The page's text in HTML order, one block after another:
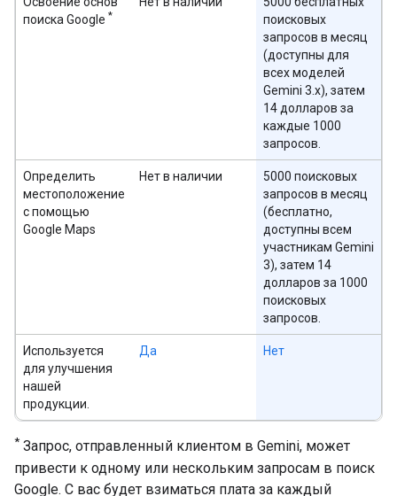
поиска Google *
поисковых
запросов в месяц
(доступны для
всех моделей
Gemini 3.x), затем
14 долларов за
каждые 1000
запросов.
Определить
местоположение
с помощью
Google Maps
Нет в наличии
5000 поисковых
запросов в месяц
(бесплатно,
доступны всем
участникам Gemini
3), затем 14
долларов за 1000
поисковых
запросов.
Используется
для улучшения
нашей
продукции.
Да Нет
* Запрос, отправленный клиентом в Gemini, может
привести к одному или нескольким запросам в поиск
Google. С вас будет взиматься плата за каждый